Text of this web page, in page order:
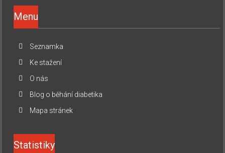
Menu
Seznamka
Ke stažení
O nás
Blog o běhání diabetika
Mapa stránek
Statistiky